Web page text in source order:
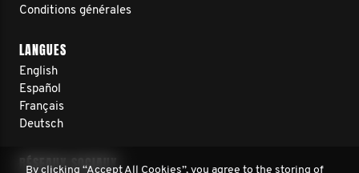
Conditions générales
LANGUES
English
Español
Français
Deutsch
RÉSEAUX SOCIAUX
By clicking “Accept All Cookies”, you agree to the storing of